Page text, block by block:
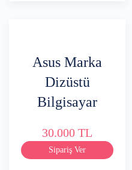
Asus Marka
Dizüstü
Bilgisayar
30.000 TL
Sipariş Ver